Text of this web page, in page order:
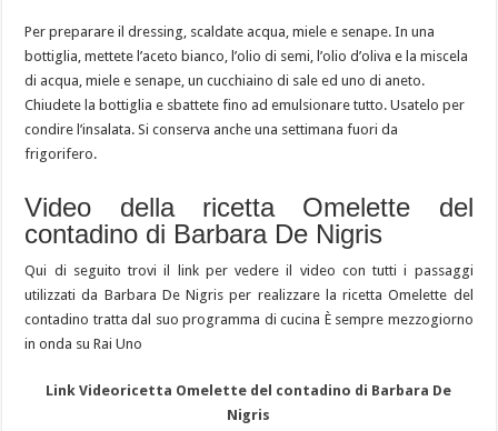
Per preparare il dressing, scaldate acqua, miele e senape. In una
bottiglia, mettete l’aceto bianco, l’olio di semi, l’olio d’oliva e la miscela
di acqua, miele e senape, un cucchiaino di sale ed uno di aneto.
Chiudete la bottiglia e sbattete fino ad emulsionare tutto. Usatelo per
condire l’insalata. Si conserva anche una settimana fuori da
frigorifero.
Video della ricetta Omelette del
contadino di Barbara De Nigris
Qui di seguito trovi il link per vedere il video con tutti i passaggi
utilizzati da Barbara De Nigris per realizzare la ricetta Omelette del
contadino tratta dal suo programma di cucina È sempre mezzogiorno
in onda su Rai Uno
Link Videoricetta Omelette del contadino di Barbara De
Nigris